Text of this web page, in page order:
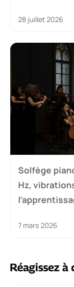
28 juillet 2026
Solfège
Hz,
7 mars 2026
Réagissez